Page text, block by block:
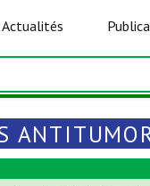
Actualités